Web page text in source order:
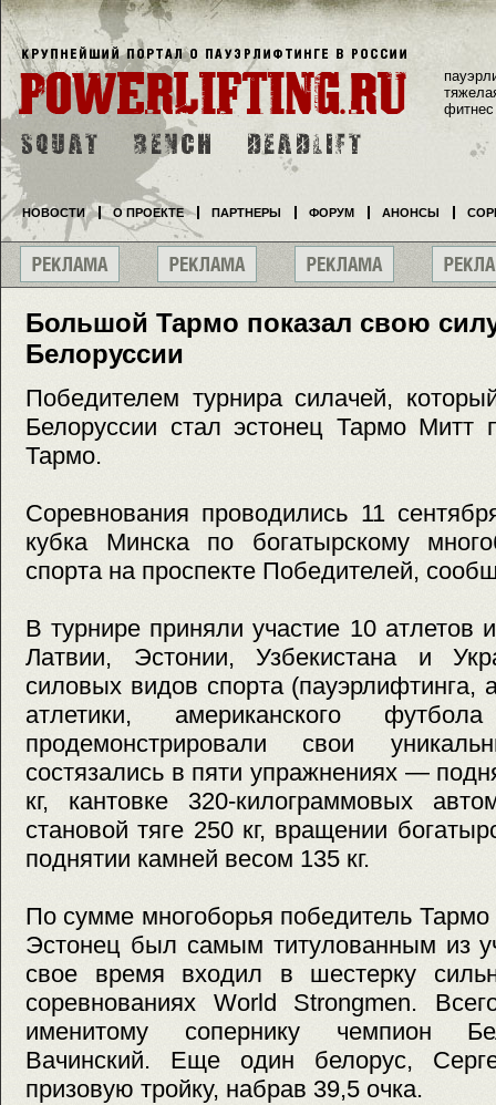
Большой Тармо показал свою
Белоруссии
Победителем турнира силачей,
Белоруссии стал эстонец Тармо
Тармо.
Соревнования проводились 11
кубка Минска по богатырскому
спорта на проспекте Победителей,
В турнире приняли участие 10 атлетов
Латвии, Эстонии, Узбекистана и
силовых видов спорта (пауэрлифтинга,
атлетики, американского
продемонстрировали свои
состязались в пяти упражнениях —
кг, кантовке 320-килограммовых
становой тяге 250 кг, вращении
поднятии камней весом 135 кг.
По сумме многоборья победитель
Эстонец был самым титулованным из
свое время входил в шестерку
соревнованиях World Strongmen.
именитому сопернику чемпион
Вачинский. Еще один белорус,
призовую тройку, набрав 39,5 очка.
фитнес
НОВОСТИ О ПРОЕКТЕ ПАРТНЕРЫ ФОРУМ АНОНСЫ